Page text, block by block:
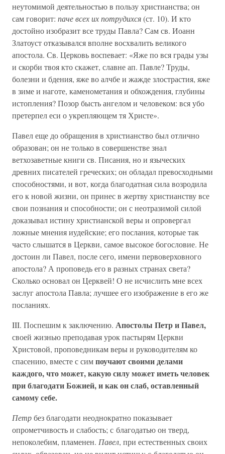
неутомимой деятельностью в пользу христианства; он
сам говорит: паче всех их потрудихся(ст. 10). И кто
достойно изобразит все труды Павла? Сам св. Иоанн
Златоуст отказывался вполне восхвалить великого
апостола. Св. Церковь воспевает: «Яже по вся грады узы
и скорби твоя кто скажет, славне ап. Павле? Труды,
болезни и бдения, яже во алчбе и жажде злострастия, яже
в зиме и наготе, каменометания и обхождения, глубины
истопления? Позор бысть ангелом и человеком: вся убо
претерпел еси о укрепляющем тя Христе».
Павел еще до обращения в христианство был отлично
образован; он не только в совершенстве знал
ветхозаветные книги св. Писания, но и языческих
древних писателей греческих; он обладал превосходными
способностями, и вот, когда благодатная сила возродила
его к новой жизни, он принес в жертву христианству все
свои познания и способности; он с неотразимой силой
доказывал истину христианской веры и опровергал
ложные мнения иудейские; его послания, которые так
часто слышатся в Церкви, самое высокое богословие. Не
достоин ли Павел, после сего, имени первоверховного
апостола? А проповедь его в разных странах света?
Сколько основал он Церквей! О не исчислить мне всех
заслуг апостола Павла; лучшее его изображение в его же
посланиях.
III. Поспешим к заключению. Апостолы Петр и Павел,
своей жизнью преподавая урок пастырям Церкви
Христовой, проповедникам веры и руководителям ко
спасению, вместе с симпоучают своими делами
каждого, что может, какую силу может иметь человек
при благодати Божией, и как он слаб, оставленный
самому себе.
Петрбез благодати неоднократно показывает
опрометчивость и слабость; с благодатью он тверд,
непоколебим, пламенен. Павел, при естественных своих